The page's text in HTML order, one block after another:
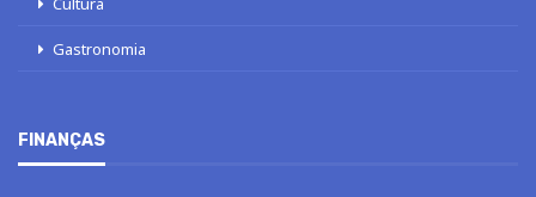
Gastronomia
FINANÇAS